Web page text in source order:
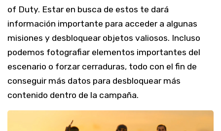
of Duty. Estar en busca de estos te dará
información importante para acceder a algunas
misiones y desbloquear objetos valiosos. Incluso
podemos fotografiar elementos importantes del
escenario o forzar cerraduras, todo con el fin de
conseguir más datos para desbloquear más
contenido dentro de la campaña.